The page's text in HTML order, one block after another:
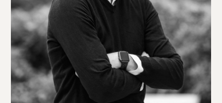
INGLÊS
VER PERFIL
Viaja
desde
ESPAÑA
BARCELONA